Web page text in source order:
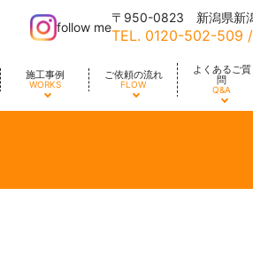
施工事例
WORKS
ご依頼の流れ
FLOW
よくあるご質
問
Q&A
follow me
〒950-0823 新潟県新
TEL. 0120-502-509